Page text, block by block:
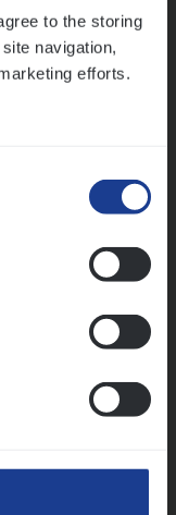
to the storing
navigation,
efforts.
elkaar
én droge